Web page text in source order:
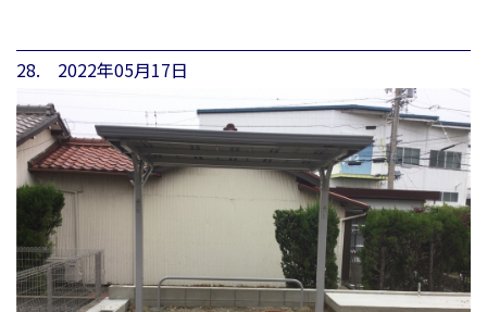
28. 2022年05月17日